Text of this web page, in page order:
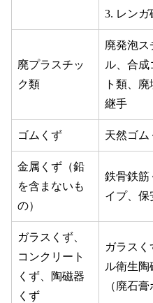
3. レンガ
廃プラスチッ
ク類
廃発泡ス
ル、合
ト類、
継手
ゴムくず 天然ゴム
金属くず（鉛
を含まないも
の）
鉄骨鉄筋
イプ、保
ガラスくず、
コンクリート
くず、陶磁器
くず
ガラスく
ル衛生
（廃石